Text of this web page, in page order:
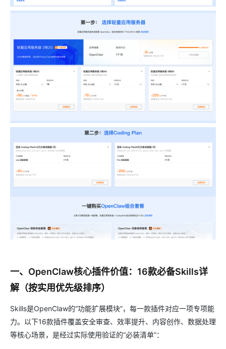
一、OpenClaw核心插件价值：16款必备Skills详
解（按实用优先级排序）
Skills是OpenClaw的“功能扩展模块”，每一款插件对应一项专项能
力。以下16款插件覆盖安全审查、效率提升、内容创作、数据处理
等核心场景，是经过实际使用验证的“必装清单”：